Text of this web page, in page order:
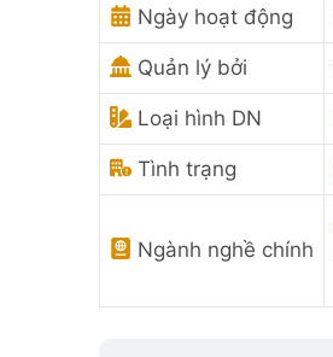
Ngày hoạt động
Quản lý bởi
Loại hình DN
Tình trạng
Ngành nghề chính